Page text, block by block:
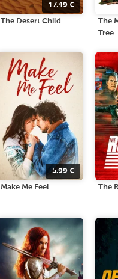
17.49€
The Desert Child
The
Tree
5.99€
Make Me Feel The